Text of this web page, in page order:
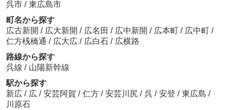
呉市 / 東広島市
町名から探す
広古新開 / 広大新開 / 広名田 / 広中新開 / 広本町 / 広中町 /
仁方桟橋通 / 広大広 / 広白石 / 広横路
路線から探す
呉線 / 山陽新幹線
駅から探す
新広 / 広 / 安芸阿賀 / 仁方 / 安芸川尻 / 呉 / 安登 / 東広島 /
川原石